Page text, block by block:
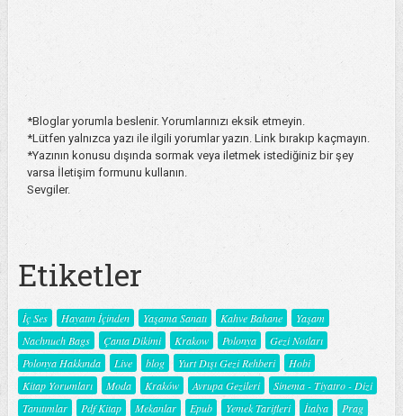
*Bloglar yorumla beslenir. Yorumlarınızı eksik etmeyin.
*Lütfen yalnızca yazı ile ilgili yorumlar yazın. Link bırakıp kaçmayın.
*Yazının konusu dışında sormak veya iletmek istediğiniz bir şey
varsa İletişim formunu kullanın.
Sevgiler.
Etiketler
İç Ses Hayatın İçinden Yaşama Sanatı Kahve Bahane
Yaşam
Nachnuch Bags
Çanta Dikimi Krakow Polonya
Gezi Notları
Polonya Hakkında
Live blog Yurt Dışı Gezi Rehberi
Hobi
Kitap Yorumları
Moda Kraków Avrupa Gezileri
Sinema - Tiyatro - Dizi
Tanıtımlar
Pdf Kitap Mekanlar Epub Yemek Tarifleri İtalya Prag